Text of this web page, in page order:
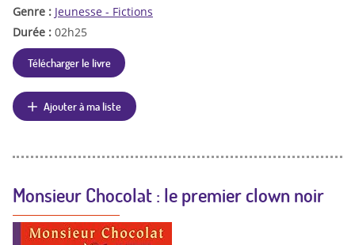
Genre : Jeunesse - Fictions
Durée : 02h25
Télécharger le livre
Ajouter à ma liste
Monsieur Chocolat : le premier clown noir